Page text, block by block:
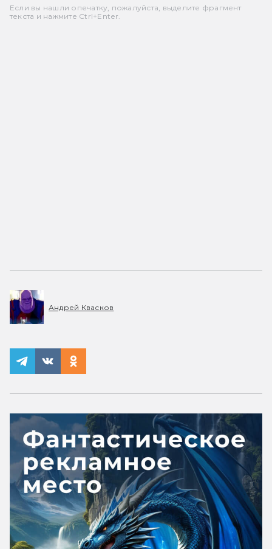
Если вы нашли опечатку, пожалуйста, выделите фрагмент
текста и нажмите Ctrl+Enter.
Андрей Квасков